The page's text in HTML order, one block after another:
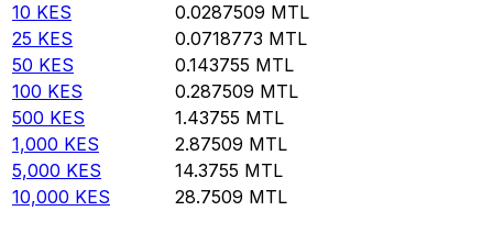
10 KES 0.0287509 MTL
25 KES 0.0718773 MTL
50 KES 0.143755 MTL
100 KES 0.287509 MTL
500 KES 1.43755 MTL
1,000 KES 2.87509 MTL
5,000 KES 14.3755 MTL
10,000 KES 28.7509 MTL